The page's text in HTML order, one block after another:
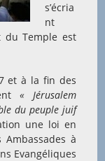
s’écria
nt
du Temple est
et à la fin des
« Jérusalem
du peuple juif
une loi en
à
Evangéliques